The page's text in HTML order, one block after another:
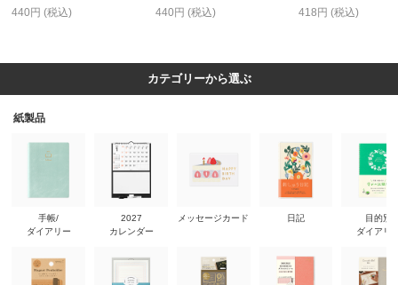
440円 (税込)
440円 (税込)
418円 (税込)
カテゴリーから選ぶ
紙製品
手帳/
ダイアリー
2027
カレンダー
メッセージカード 日記
目的別
ダイアリ